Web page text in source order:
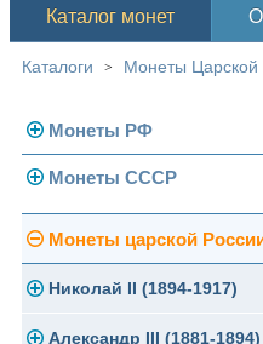
Каталог монет
Каталоги > Монеты Царской
Монеты РФ
Современная Россия
Монеты 1991-1993 гг.
Памятные и юбилейные
Монеты СССР
Погодовка СССР
Монеты 1958 года
Золотые червонцы
Монеты царской
Николай II (1894-1917)
Золото
Александр III (1881-1894)